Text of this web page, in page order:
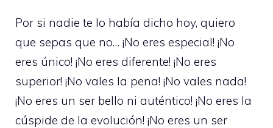
Por si nadie te lo había dicho hoy, quiero
que sepas que no… ¡No eres especial! ¡No
eres único! ¡No eres diferente! ¡No eres
superior! ¡No vales la pena! ¡No vales nada!
¡No eres un ser bello ni auténtico! ¡No eres la
cúspide de la evolución! ¡No eres un ser